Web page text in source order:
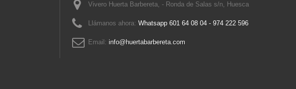
Vivero Huerta Barbereta, - Ronda de Salas s/n, Huesca
Llámanos ahora: Whatsapp 601 64 08 04 - 974 222 596
Email: info@huertabarbereta.com